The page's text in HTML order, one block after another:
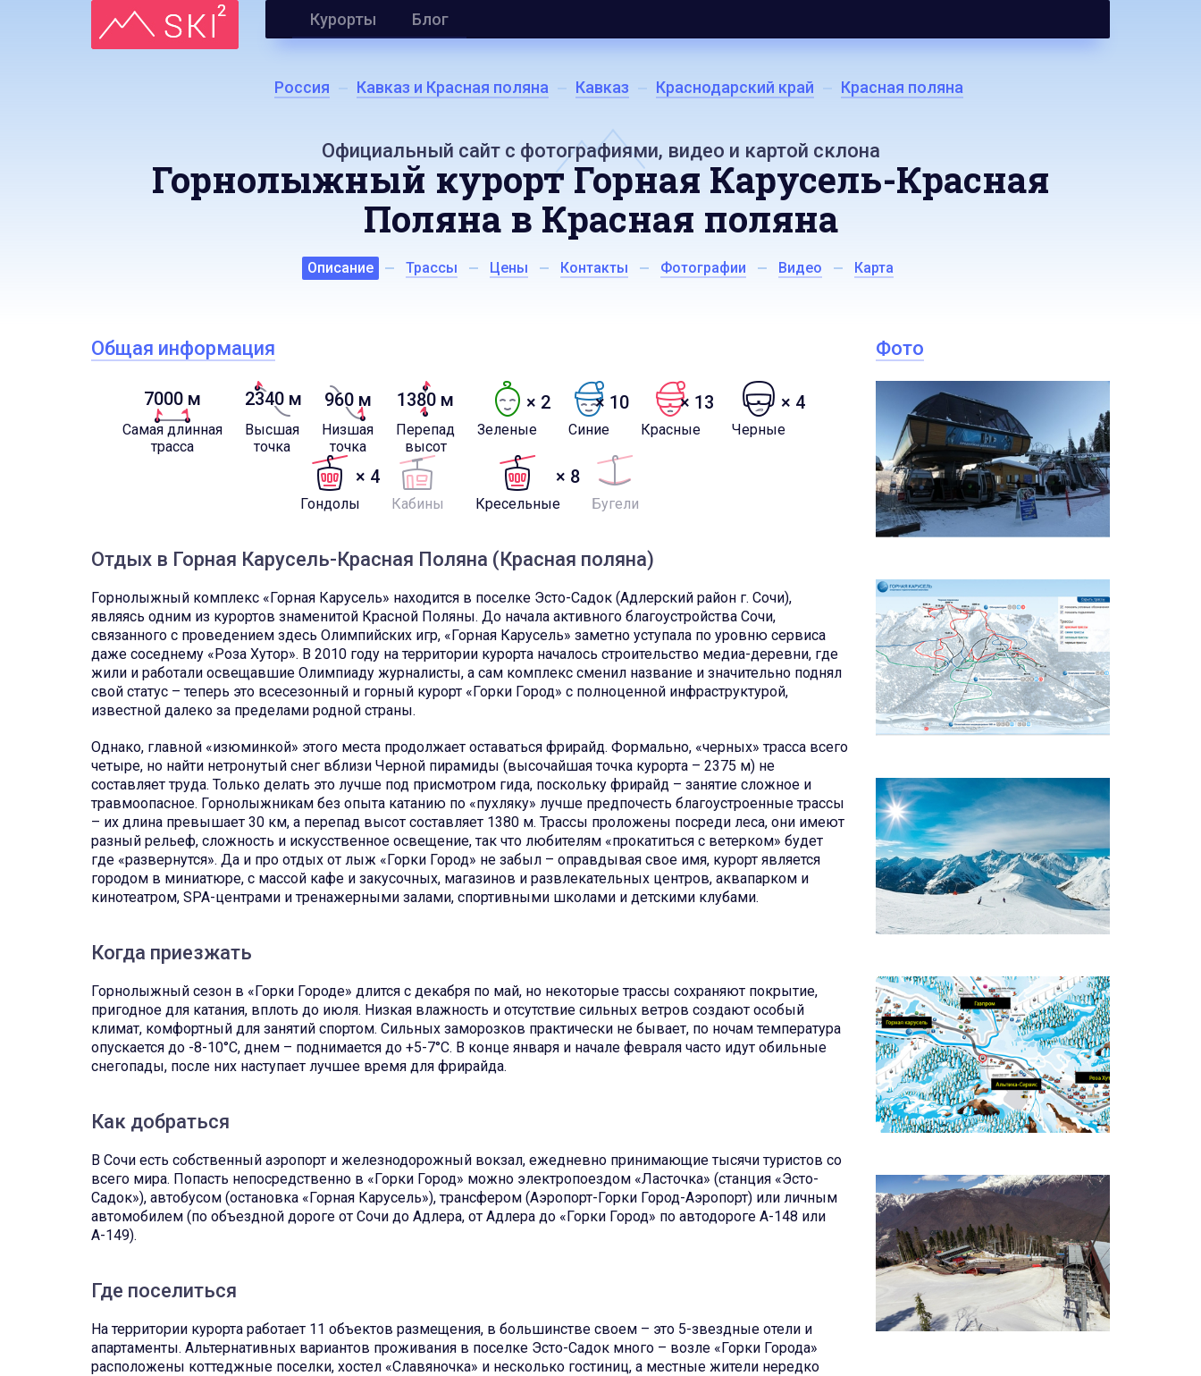
Курорты Блог
Россия Кавказ и Красная поляна Кавказ Краснодарский край Красная поляна
Официальный сайт с фотографиями, видео и картой склона
Горнолыжный курорт Горная Карусель-Красная
Поляна в Красная поляна
Описание Трассы Цены Контакты Фотографии Видео Карта
Общая информация
7000 м
Самая длинная
трасса
2340 м
Высшая
точка
960 м
Низшая
точка
1380 м
Перепад
высот
× 2
Зеленые
× 10
Синие
× 13
Красные
× 4
Черные
× 4
Гондолы Кабины
× 8
Кресельные Бугели
Отдых в Горная Карусель-Красная Поляна (Красная поляна)
Горнолыжный комплекс «Горная Карусель» находится в поселке Эсто-Садок (Адлерский район г. Сочи),
являясь одним из курортов знаменитой Красной Поляны. До начала активного благоустройства Сочи,
связанного с проведением здесь Олимпийских игр, «Горная Карусель» заметно уступала по уровню сервиса
даже соседнему «Роза Хутор». В 2010 году на территории курорта началось строительство медиа-деревни, где
жили и работали освещавшие Олимпиаду журналисты, а сам комплекс сменил название и значительно поднял
свой статус – теперь это всесезонный и горный курорт «Горки Город» с полноценной инфраструктурой,
известной далеко за пределами родной страны.
Однако, главной «изюминкой» этого места продолжает оставаться фрирайд. Формально, «черных» трасса всего
четыре, но найти нетронутый снег вблизи Черной пирамиды (высочайшая точка курорта – 2375 м) не
составляет труда. Только делать это лучше под присмотром гида, поскольку фрирайд – занятие сложное и
травмоопасное. Горнолыжникам без опыта катанию по «пухляку» лучше предпочесть благоустроенные трассы
– их длина превышает 30 км, а перепад высот составляет 1380 м. Трассы проложены посреди леса, они имеют
разный рельеф, сложность и искусственное освещение, так что любителям «прокатиться с ветерком» будет
где «развернутся». Да и про отдых от лыж «Горки Город» не забыл – оправдывая свое имя, курорт является
городом в миниатюре, с массой кафе и закусочных, магазинов и развлекательных центров, аквапарком и
кинотеатром, SPA-центрами и тренажерными залами, спортивными школами и детскими клубами.
Когда приезжать
Горнолыжный сезон в «Горки Городе» длится с декабря по май, но некоторые трассы сохраняют покрытие,
пригодное для катания, вплоть до июля. Низкая влажность и отсутствие сильных ветров создают особый
климат, комфортный для занятий спортом. Сильных заморозков практически не бывает, по ночам температура
опускается до -8-10°C, днем – поднимается до +5-7°C. В конце января и начале февраля часто идут обильные
снегопады, после них наступает лучшее время для фрирайда.
Как добраться
В Сочи есть собственный аэропорт и железнодорожный вокзал, ежедневно принимающие тысячи туристов со
всего мира. Попасть непосредственно в «Горки Город» можно электропоездом «Ласточка» (станция «Эсто-
Садок»), автобусом (остановка «Горная Карусель»), трансфером (Аэропорт-Горки Город-Аэропорт) или личным
автомобилем (по объездной дороге от Сочи до Адлера, от Адлера до «Горки Город» по автодороге А-148 или
А-149).
Где поселиться
На территории курорта работает 11 объектов размещения, в большинстве своем – это 5-звездные отели и
апартаменты. Альтернативных вариантов проживания в поселке Эсто-Садок много – возле «Горки Города»
расположены коттеджные поселки, хостел «Славяночка» и несколько гостиниц, а местные жители нередко
Фото